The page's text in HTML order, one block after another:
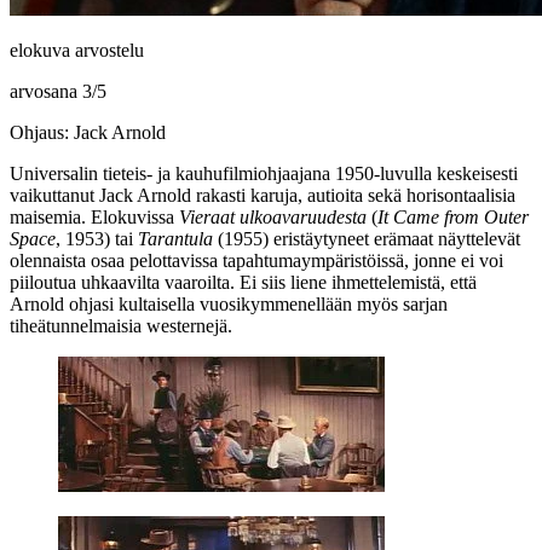
elokuva arvostelu
arvosana 3/5
Ohjaus: Jack Arnold
Universalin tieteis‑ ja kauhufilmiohjaajana 1950‑luvulla keskeisesti
vaikuttanut Jack Arnold rakasti karuja, autioita sekä horisontaalisia
maisemia. Elokuvissa Vieraat ulkoavaruudesta (It Came from Outer
Space, 1953) tai Tarantula (1955) eristäytyneet erämaat näyttelevät
olennaista osaa pelottavissa tapahtumaympäristöissä, jonne ei voi
piiloutua uhkaavilta vaaroilta. Ei siis liene ihmettelemistä, että
Arnold ohjasi kultaisella vuosikymmenellään myös sarjan
tiheätunnelmaisia westernejä.